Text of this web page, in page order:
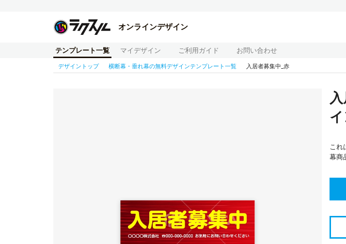
オンラインデザイン
テンプレート一覧 マイデザイン ご利用ガイド お問い合わせ
デザイントップ 横断幕・垂れ幕の無料デザインテンプレート一覧 入居者募集中_赤
これ
幕商